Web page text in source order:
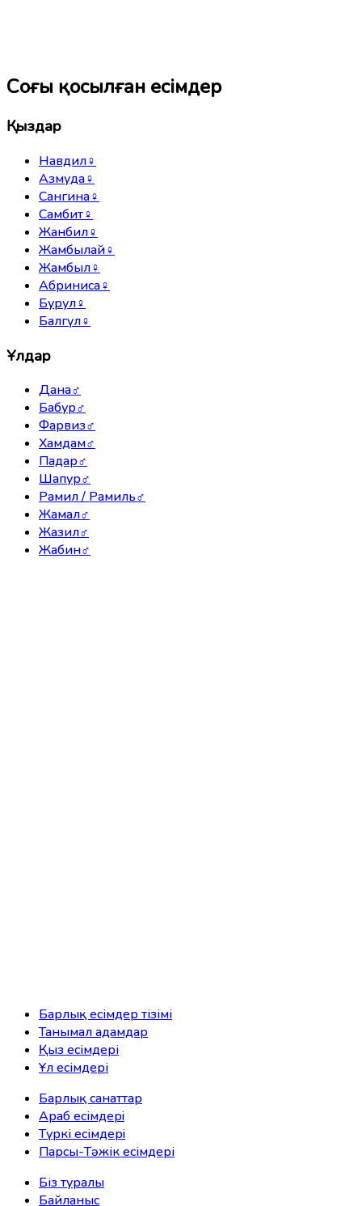
Соңғы қосылған есімдер
Қыздар
Навдил♀
Азмуда♀
Сангина♀
Самбит♀
Жанбил♀
Жамбылай♀
Жамбыл♀
Абриниса♀
Бурул♀
Балгүл♀
Ұлдар
Дана♂
Бабур♂
Фарвиз♂
Хамдам♂
Падар♂
Шапур♂
Рамил / Рамиль♂
Жамал♂
Жазил♂
Жабин♂
Барлық есімдер тізімі
Танымал адамдар
Қыз есімдері
Ұл есімдері
Барлық санаттар
Араб есімдерi
Түркі есімдерi
Парсы-Тәжік есімдері
Біз туралы
Байланыс